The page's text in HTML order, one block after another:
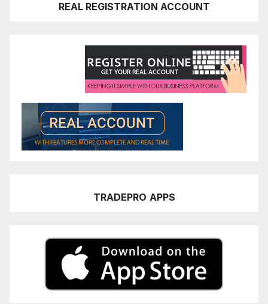
REAL REGISTRATION ACCOUNT
TRADEPRO APPS